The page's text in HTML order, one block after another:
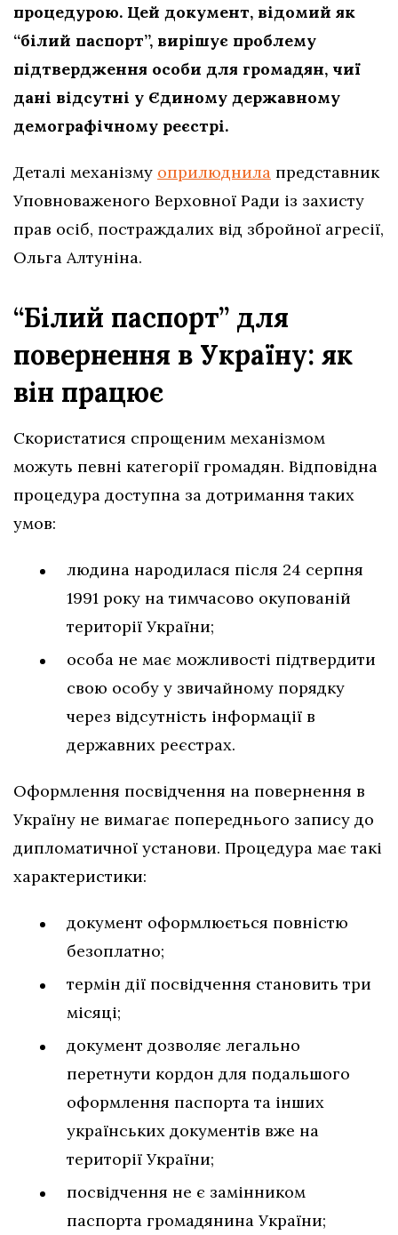
процедурою. Цей документ, відомий як
“білий паспорт”, вирішує проблему
підтвердження особи для громадян, чиї
дані відсутні у Єдиному державному
демографічному реєстрі.
Деталі механізму оприлюднила представник
Уповноваженого Верховної Ради із захисту
прав осіб, постраждалих від збройної агресії,
Ольга Алтуніна.
“Білий паспорт” для
повернення в Україну: як
він працює
Скористатися спрощеним механізмом
можуть певні категорії громадян. Відповідна
процедура доступна за дотримання таких
умов:
людина народилася після 24 серпня
1991 року на тимчасово окупованій
території України;
особа не має можливості підтвердити
свою особу у звичайному порядку
через відсутність інформації в
державних реєстрах.
Оформлення посвідчення на повернення в
Україну не вимагає попереднього запису до
дипломатичної установи. Процедура має такі
характеристики:
документ оформлюється повністю
безоплатно;
термін дії посвідчення становить три
місяці;
документ дозволяє легально
перетнути кордон для подальшого
оформлення паспорта та інших
українських документів вже на
території України;
посвідчення не є замінником
паспорта громадянина України;